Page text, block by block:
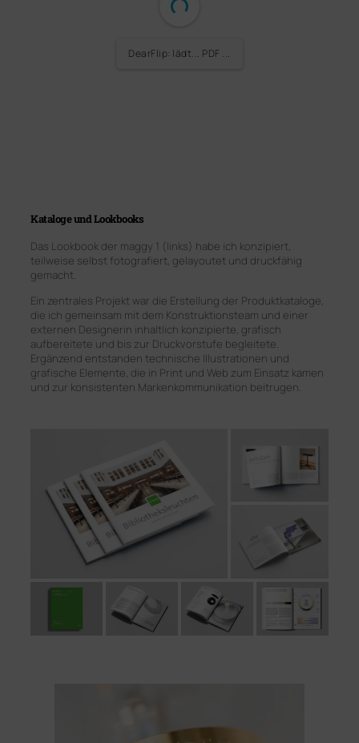
DearFlip: lädt... PDF 23%
Kataloge und Lookbooks
Das Lookbook der maggy 1 (links) habe ich konzipiert,
teilweise selbst fotografiert, gelayoutet und druckfähig
gemacht.
Ein zentrales Projekt war die Erstellung der Produktkataloge,
die ich gemeinsam mit dem Konstruktionsteam und einer
externen Designerin inhaltlich konzipierte, grafisch
aufbereitete und bis zur Druckvorstufe begleitete.
Ergänzend entstanden technische Illustrationen und
grafische Elemente, die in Print und Web zum Einsatz kamen
und zur konsistenten Markenkommunikation beitrugen.